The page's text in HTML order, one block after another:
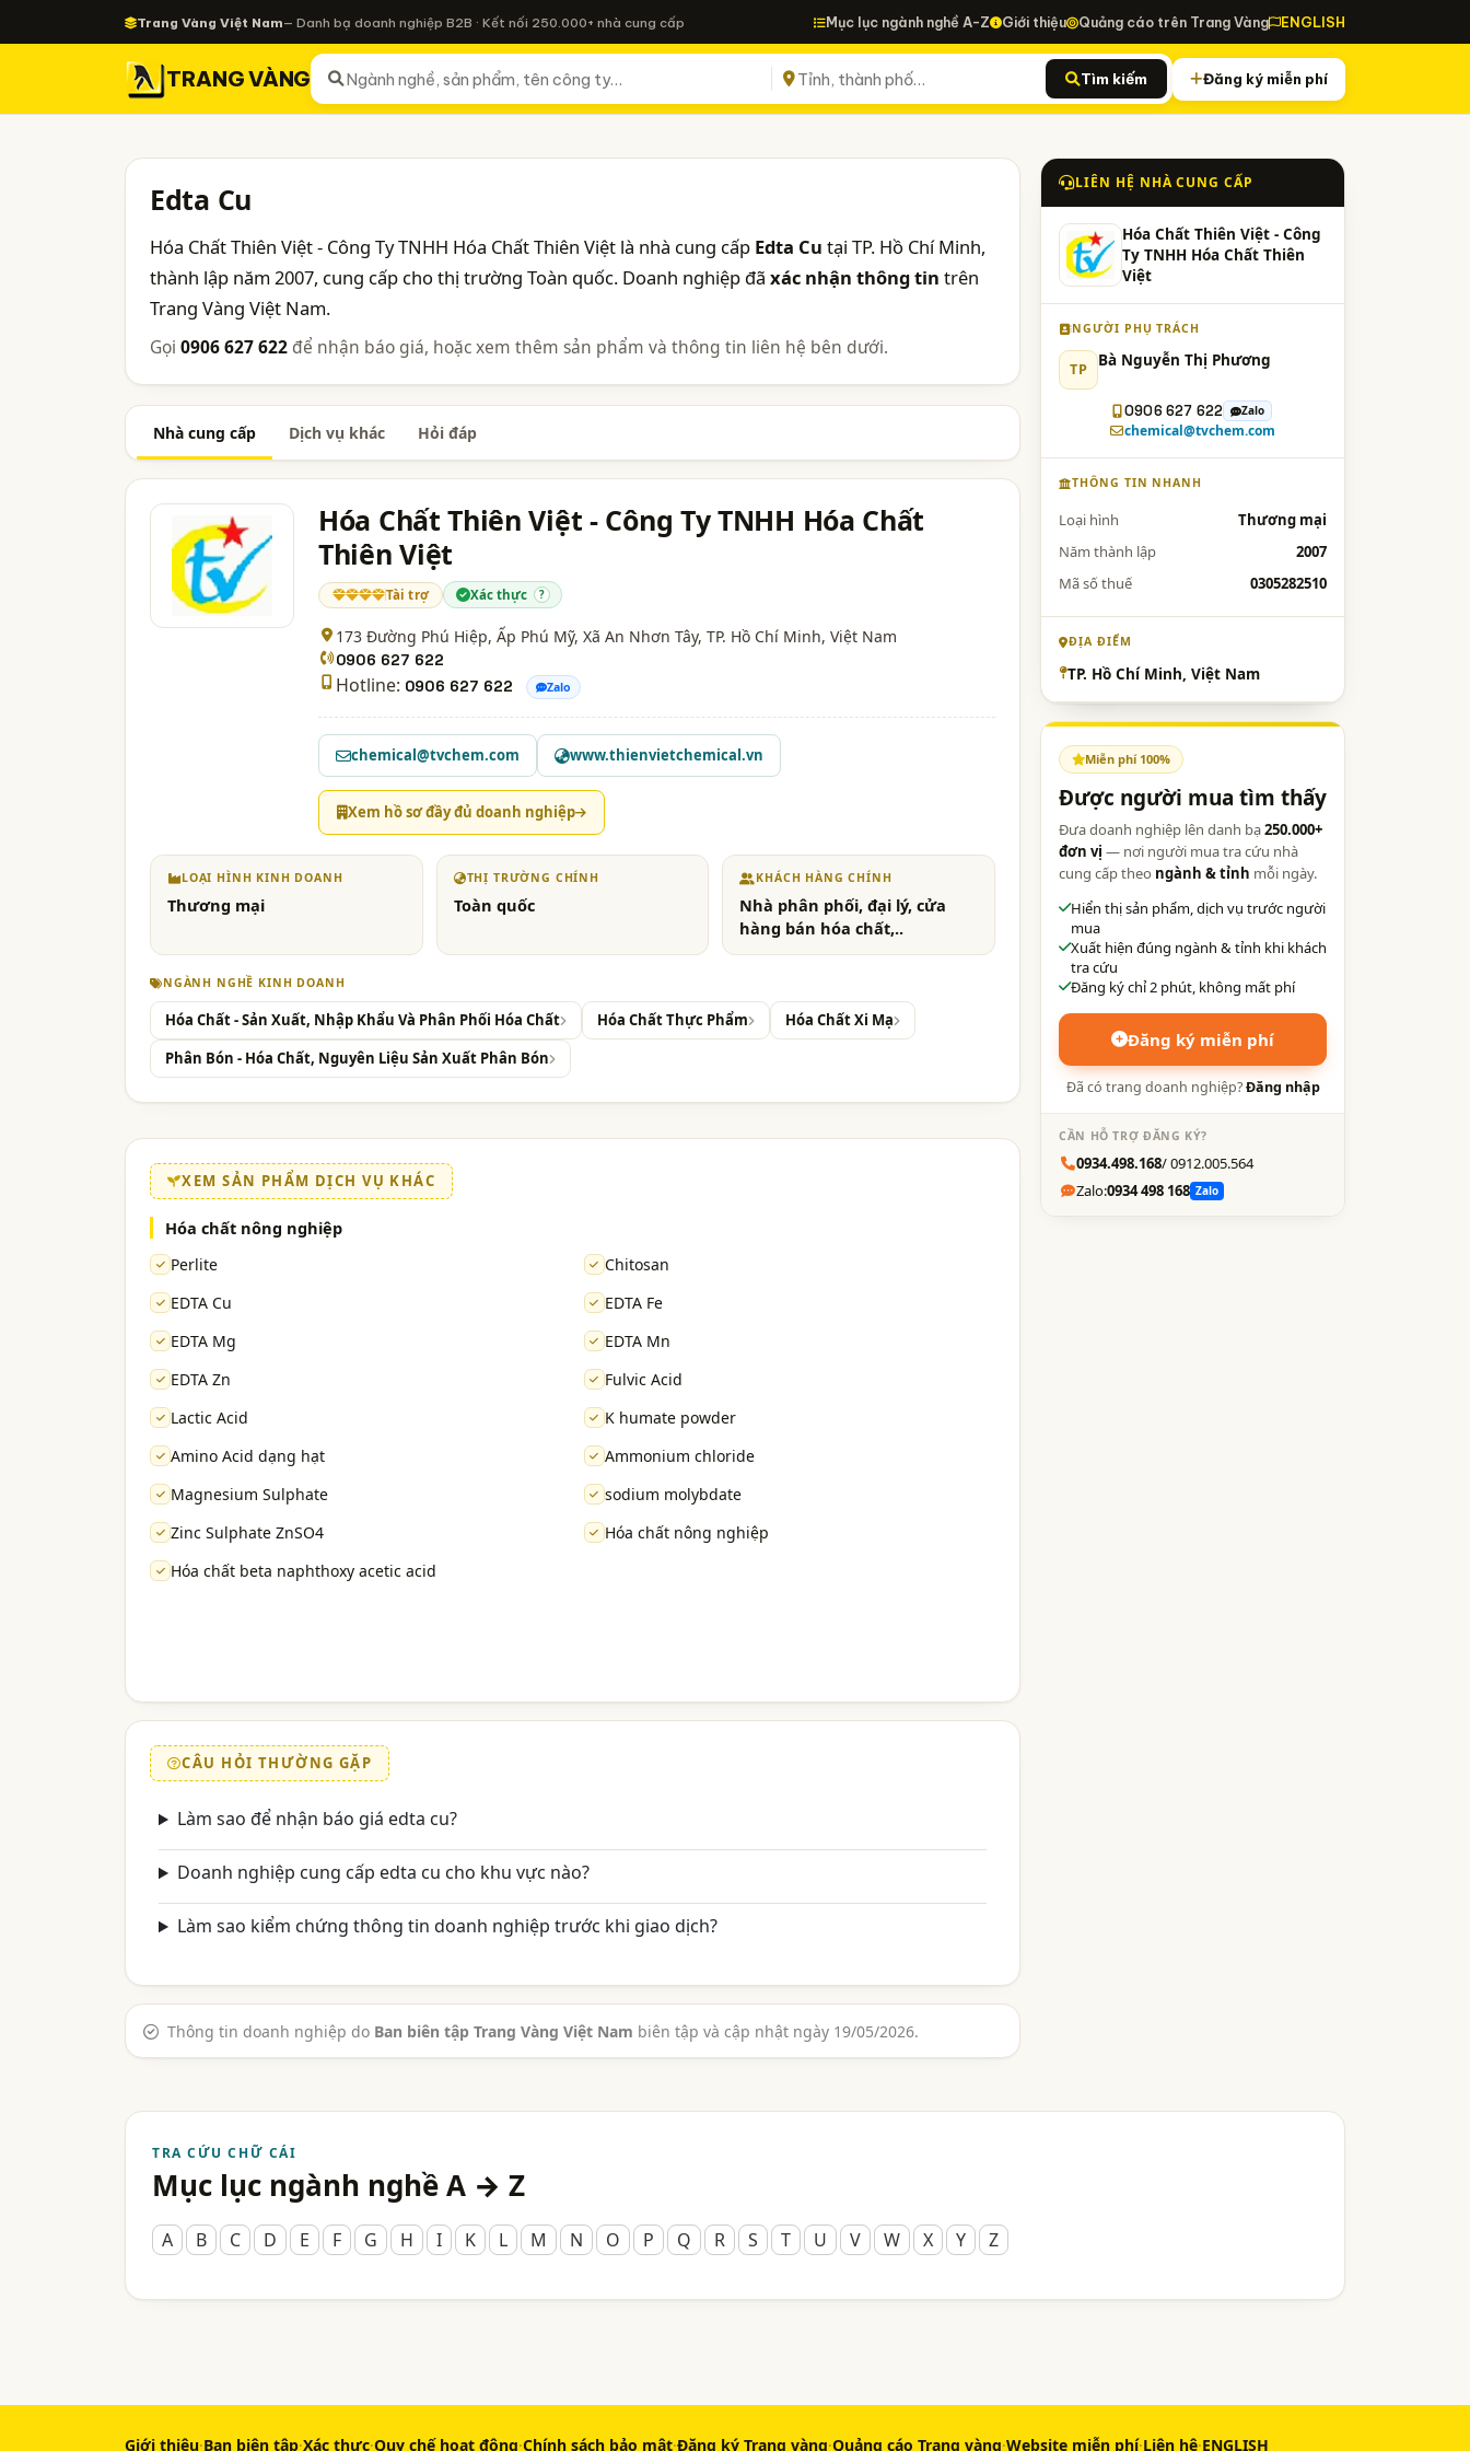
Trang Vàng Việt Nam— Danh bạ doanh nghiệp B2B · Kết nối 250.000+ nhà cung cấp Mục lục ngành nghề A-Z Giới thiệu Quảng cáo trên Trang Vàng ENGLISH
TRANG VÀNG Tìm kiếm Đăng ký miễn phí
Edta Cu
Hóa Chất Thiên Việt - Công Ty TNHH Hóa Chất Thiên Việt là nhà cung cấp Edta Cu tại TP. Hồ Chí Minh,
thành lập năm 2007, cung cấp cho thị trường Toàn quốc. Doanh nghiệp đã xác nhận thông tin trên
Trang Vàng Việt Nam.
Gọi 0906 627 622 để nhận báo giá, hoặc xem thêm sản phẩm và thông tin liên hệ bên dưới.
Nhà cung cấp Dịch vụ khác Hỏi đáp
Hóa Chất Thiên Việt - Công Ty TNHH Hóa Chất
Thiên Việt
Tài trợ Xác thực ?
173 Đường Phú Hiệp, Ấp Phú Mỹ, Xã An Nhơn Tây, TP. Hồ Chí Minh, Việt Nam
0906 627 622
Hotline: 0906 627 622 Zalo
chemical@tvchem.com www.thienvietchemical.vn
Xem hồ sơ đầy đủ doanh nghiệp
LOẠI HÌNH KINH DOANH
Thương mại
THỊ TRƯỜNG CHÍNH
Toàn quốc
KHÁCH HÀNG CHÍNH
Nhà phân phối, đại lý, cửa
hàng bán hóa chất,..
NGÀNH NGHỀ KINH DOANH
Hóa Chất - Sản Xuất, Nhập Khẩu Và Phân Phối Hóa Chất Hóa Chất Thực Phẩm
Hóa Chất Xi Mạ
Phân Bón - Hóa Chất, Nguyên Liệu Sản Xuất Phân Bón
XEM SẢN PHẨM DỊCH VỤ KHÁC
Hóa chất nông nghiệp
Perlite
Chitosan
EDTA Cu
EDTA Fe
EDTA Mg
EDTA Mn
EDTA Zn
Fulvic Acid
Lactic Acid
K humate powder
Amino Acid dạng hạt
Ammonium chloride
Magnesium Sulphate
sodium molybdate
Zinc Sulphate ZnSO4
Hóa chất nông nghiệp
Hóa chất beta naphthoxy acetic acid
CÂU HỎI THƯỜNG GẶP
Làm sao để nhận báo giá edta cu?
Doanh nghiệp cung cấp edta cu cho khu vực nào?
Làm sao kiểm chứng thông tin doanh nghiệp trước khi giao dịch?
Thông tin doanh nghiệp do Ban biên tập Trang Vàng Việt Nam biên tập và cập nhật ngày 19/05/2026.
LIÊN HỆ NHÀ CUNG CẤP
Hóa Chất Thiên Việt - Công
Ty TNHH Hóa Chất Thiên
Việt
NGƯỜI PHỤ TRÁCH
TP Bà Nguyễn Thị Phương
0906 627 622 Zalo
chemical@tvchem.com
THÔNG TIN NHANH
Loại hình
Thương mại
Năm thành lập
2007
Mã số thuế
0305282510
ĐỊA ĐIỂM
TP. Hồ Chí Minh, Việt Nam
Miễn phí 100%
Được người mua tìm thấy
Đưa doanh nghiệp lên danh bạ250.000+
đơn vị — nơi người mua tra cứu nhà
cung cấp theo ngành & tỉnh mỗi ngày.
Hiển thị sản phẩm, dịch vụ trước người
mua
Xuất hiện đúng ngành & tỉnh khi khách
tra cứu
Đăng ký chỉ 2 phút, không mất phí
Đăng ký miễn phí
Đã có trang doanh nghiệp?Đăng nhập
CẦN HỖ TRỢ ĐĂNG KÝ?
0934.498.168/ 0912.005.564
Zalo:0934 498 168 Zalo
TRA CỨU CHỮ CÁI
Mục lục ngành nghề A → Z
A B C D E F G H I K L M N O P Q R S T U V W X Y Z
Giới thiệu·Ban biên tập·Xác thực·Quy chế hoạt động·Chính sách bảo mật·Đăng ký Trang vàng·Quảng cáo Trang vàng·Website miễn phí·Liên hệ·ENGLISH